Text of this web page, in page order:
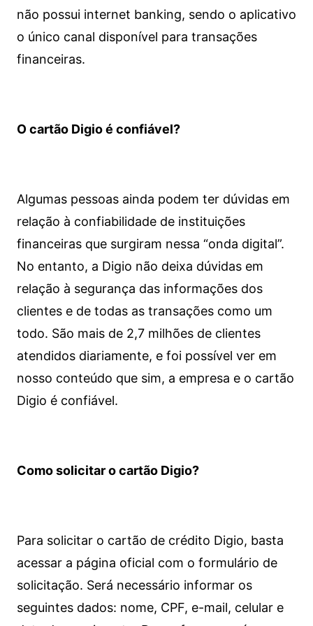
não possui internet banking, sendo o aplicativo
o único canal disponível para transações
financeiras.
O cartão Digio é confiável?
Algumas pessoas ainda podem ter dúvidas em
relação à confiabilidade de instituições
financeiras que surgiram nessa “onda digital”.
No entanto, a Digio não deixa dúvidas em
relação à segurança das informações dos
clientes e de todas as transações como um
todo. São mais de 2,7 milhões de clientes
atendidos diariamente, e foi possível ver em
nosso conteúdo que sim, a empresa e o cartão
Digio é confiável.
Como solicitar o cartão Digio?
Para solicitar o cartão de crédito Digio, basta
acessar a página oficial com o formulário de
solicitação. Será necessário informar os
seguintes dados: nome, CPF, e-mail, celular e